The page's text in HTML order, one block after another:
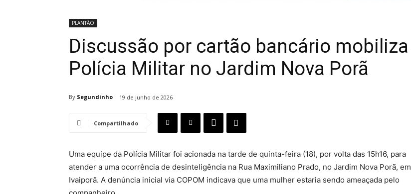
PLANTÃO
Discussão por cartão bancário mobiliza
Polícia Militar no Jardim Nova Porã
By Segundinho 19 de junho de 2026
Compartilhado
Uma equipe da Polícia Militar foi acionada na tarde de quinta-feira (18), por volta das 15h16, para
atender a uma ocorrência de desinteligência na Rua Maximiliano Prado, no Jardim Nova Porã, em
Ivaiporã. A denúncia inicial via COPOM indicava que uma mulher estaria sendo ameaçada pelo